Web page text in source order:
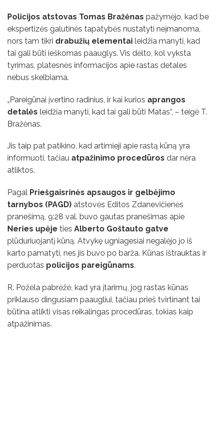
Policijos atstovas Tomas Bražėnas pažymėjo, kad be
ekspertizės galutinės tapatybės nustatyti neįmanoma,
nors tam tikri drabužių elementai leidžia manyti, kad
tai gali būti ieškomas paauglys. Vis dėlto, kol vyksta
tyrimas, platesnės informacijos apie rastas detales
nebus skelbiama.
„Pareigūnai įvertino radinius, ir kai kurios aprangos
detalės leidžia manyti, kad tai gali būti Matas“, – teigė T.
Bražėnas.
Jis taip pat patikino, kad artimieji apie rastą kūną yra
informuoti, tačiau atpažinimo procedūros dar nėra
atliktos.
Pagal Priešgaisrinės apsaugos ir gelbėjimo
tarnybos (PAGD) atstovės Editos Zdanevičienės
pranešimą, 9:28 val. buvo gautas pranešimas apie
Neries upėje ties Alberto Goštauto gatve
plūduriuojantį kūną. Atvykę ugniagesiai negalėjo jo iš
karto pamatyti, nes jis buvo po barža. Kūnas ištrauktas ir
perduotas policijos pareigūnams.
R. Požėla pabrėžė, kad yra įtarimų, jog rastas kūnas
priklauso dingusiam paaugliui, tačiau prieš tvirtinant tai
būtina atlikti visas reikalingas procedūras, tokias kaip
atpažinimas.